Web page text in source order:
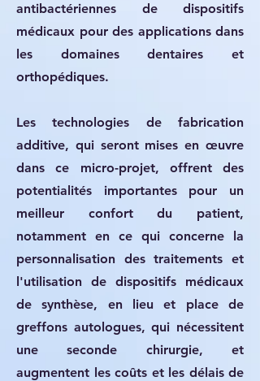
antibactériennes de dispositifs
médicaux pour des applications dans
les domaines dentaires et
orthopédiques.
Les technologies de fabrication
additive, qui seront mises en œuvre
dans ce micro-projet, offrent des
potentialités importantes pour un
meilleur confort du patient,
notamment en ce qui concerne la
personnalisation des traitements et
l'utilisation de dispositifs médicaux
de synthèse, en lieu et place de
greffons autologues, qui nécessitent
une seconde chirurgie, et
augmentent les coûts et les délais de